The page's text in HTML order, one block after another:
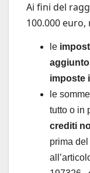
Ai fini del
100.000 euro,
le
aggiunto
imposte
le
tutto o in
crediti
prima